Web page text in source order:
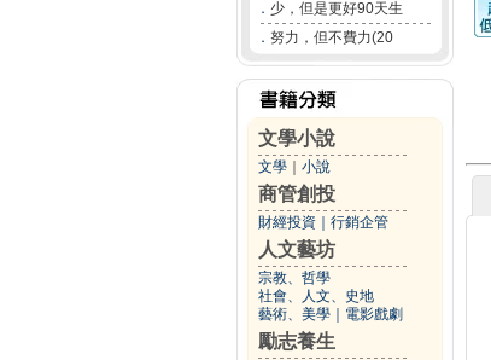
． 少，但是更好90天生
． 努力，但不費力(20
文學小說
文學 小說
商管創投
財經投資 行銷企管
人文藝坊
宗教、哲學
社會、人文、史地
藝術、美學
電影戲劇
勵志養生